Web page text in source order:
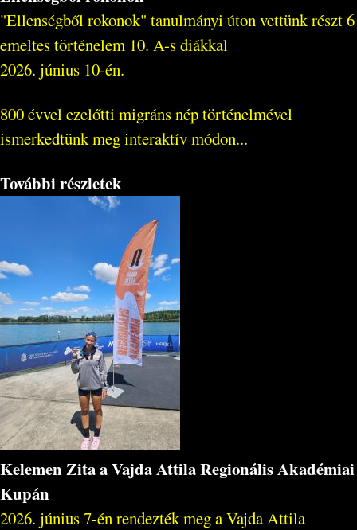
"Ellenségből rokonok" tanulmányi úton vettünk részt 6
emeltes történelem 10. A-s diákkal
2026. június 10-én.
800 évvel ezelőtti migráns nép történelmével
ismerkedtünk meg interaktív módon...
További részletek
Kelemen Zita a Vajda Attila Regionális Akadémiai
Kupán
2026. június 7-én rendezték meg a Vajda Attila